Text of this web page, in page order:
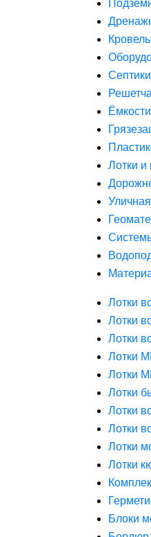
Лотки
Лотки
Лотки
Лотки
Лотки
Лотки
Лотки
Лотки
Лотки
Лотки
Лотки
Блоки